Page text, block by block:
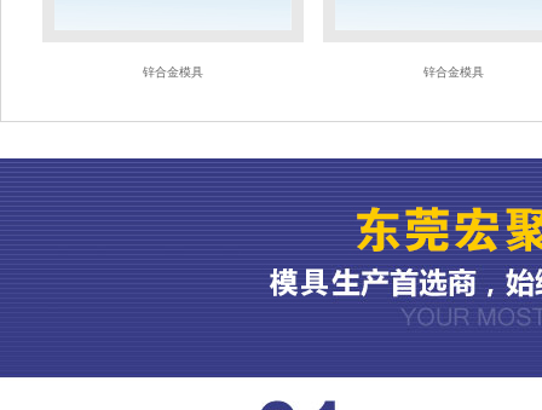
锌合金模具 锌合金模具